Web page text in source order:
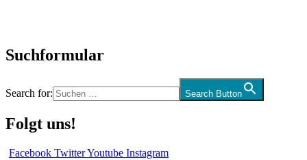
Suchformular
Search for: Search Button
Folgt uns!
Facebook TwitterYoutube Instagram